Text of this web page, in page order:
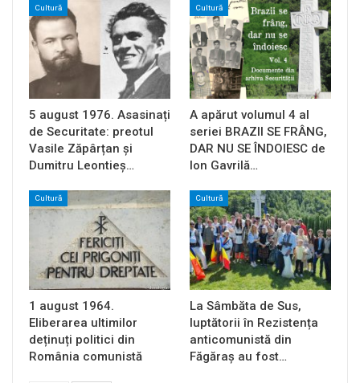
Cultură
5 august 1976. Asasinați
de Securitate: preotul
Vasile Zăpârțan și
Dumitru Leontieș…
Cultură
A apărut volumul 4 al
seriei BRAZII SE FRÂNG,
DAR NU SE ÎNDOIESC de
Ion Gavrilă…
Cultură
1 august 1964.
Eliberarea ultimilor
deținuți politici din
România comunistă
Cultură
La Sâmbăta de Sus,
luptătorii în Rezistența
anticomunistă din
Făgăraș au fost…